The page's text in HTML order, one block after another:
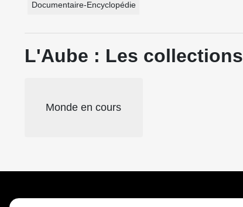
Documentaire-Encyclopédie
L'Aube : Les collections
Monde en cours